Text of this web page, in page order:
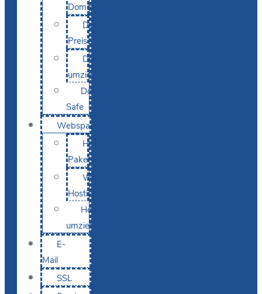
Domainsuche
Domain-
Preise
Domain
umziehen
Domain-
Safe
Webspace
Hosting-
Pakete
WordPress
Hosting
Hosting
umziehen
E-
Mail
SSL